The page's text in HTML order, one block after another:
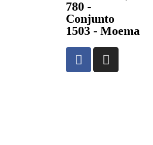
780 -
Conjunto
1503 - Moema